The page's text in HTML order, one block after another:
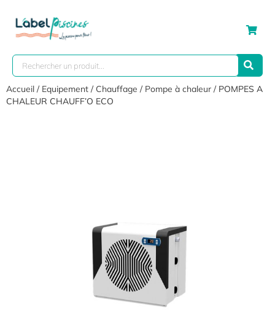
Accueil / Equipement / Chauffage / Pompe à chaleur / POMPES A
CHALEUR CHAUFF’O ECO